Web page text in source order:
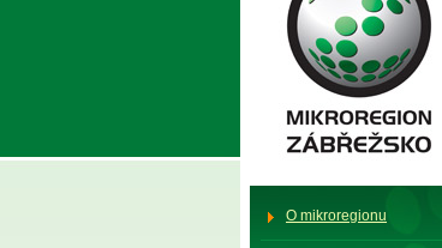
O mikroregionu